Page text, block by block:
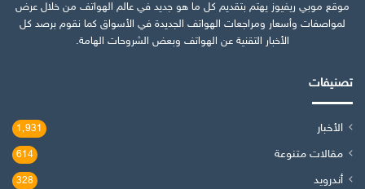
موقع موبي ريفيوز يهتم بتقديم كل ما هو جديد في عالم الهواتف من خلال عرض
لمواصفات وأسعار ومراجعات الهواتف الجديدة في الأسواق كما نقوم برصد كل
الأخبار التقنية عن الهواتف وبعض الشروحات الهامة.
تصنيفات
الأخبار 1٬931
مقالات متنوعة 614
أندرويد 328